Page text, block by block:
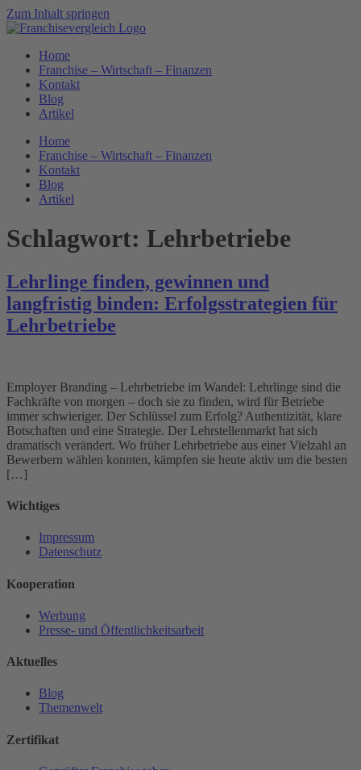
Zum Inhalt springen
Home
Franchise – Wirtschaft – Finanzen
Kontakt
Blog
Artikel
Home
Franchise – Wirtschaft – Finanzen
Kontakt
Blog
Artikel
Schlagwort: Lehrbetriebe
Lehrlinge finden, gewinnen und
langfristig binden: Erfolgsstrategien für
Lehrbetriebe
Employer Branding – Lehrbetriebe im Wandel: Lehrlinge sind die
Fachkräfte von morgen – doch sie zu finden, wird für Betriebe
immer schwieriger. Der Schlüssel zum Erfolg? Authentizität, klare
Botschaften und eine Strategie. Der Lehrstellenmarkt hat sich
dramatisch verändert. Wo früher Lehrbetriebe aus einer Vielzahl an
Bewerbern wählen konnten, kämpfen sie heute aktiv um die besten
[…]
Wichtiges
Impressum
Datenschutz
Kooperation
Werbung
Presse- und Öffentlichkeitsarbeit
Aktuelles
Blog
Themenwelt
Zertifikat